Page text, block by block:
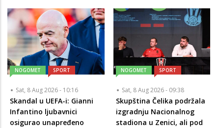
NOGOMET SPORT
Sat, 8 Aug 2026 - 10:16
Skandal u UEFA-i: Gianni
Infantino ljubavnici
osigurao unapređeno
NOGOMET SPORT
Sat, 8 Aug 2026 - 09:38
Skupština Čelika podržala
izgradnju Nacionalnog
stadiona u Zenici, ali pod